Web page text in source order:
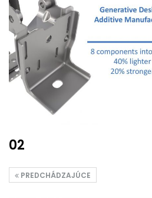
02
PREDCHÁDZAJÚCE